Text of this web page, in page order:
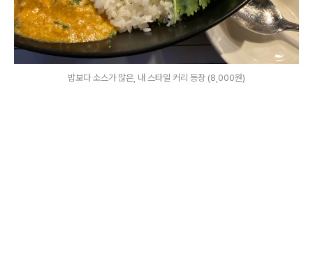
밥보다 소스가 많은, 내 스타일 커리 등장 (8,000원)